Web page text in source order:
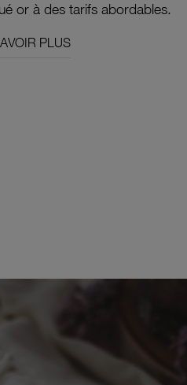
or à des tarifs abordables.
PLUS